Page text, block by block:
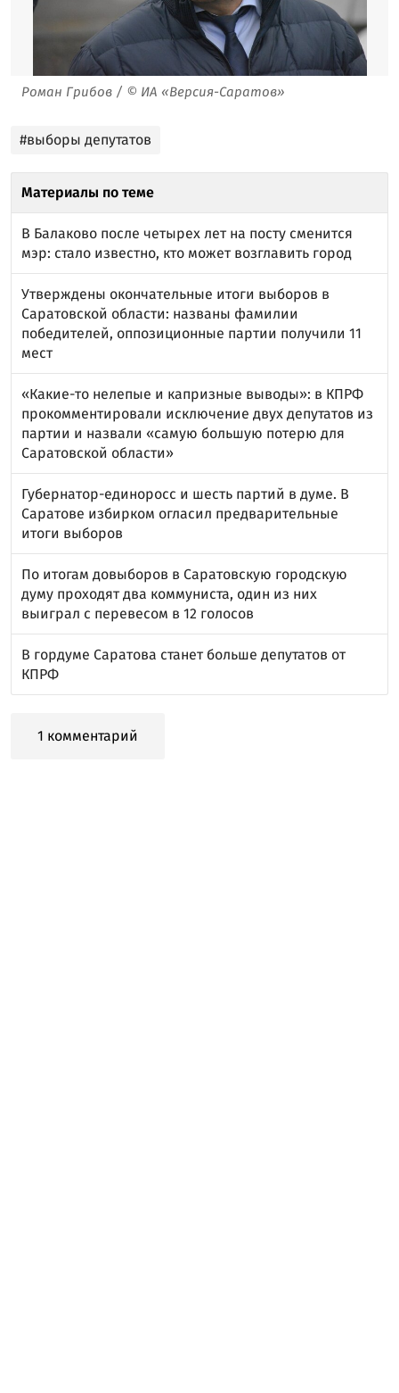
Роман Грибов / © ИА «Версия-Саратов»
#выборы депутатов
Материалы по теме
В Балаково после четырех лет на посту сменится
мэр: стало известно, кто может возглавить город
Утверждены окончательные итоги выборов в
Саратовской области: названы фамилии
победителей, оппозиционные партии получили 11
мест
«Какие-то нелепые и капризные выводы»: в КПРФ
прокомментировали исключение двух депутатов из
партии и назвали «самую большую потерю для
Саратовской области»
Губернатор-единоросс и шесть партий в думе. В
Саратове избирком огласил предварительные
итоги выборов
По итогам довыборов в Саратовскую городскую
думу проходят два коммуниста, один из них
выиграл с перевесом в 12 голосов
В гордуме Саратова станет больше депутатов от
КПРФ
1 комментарий